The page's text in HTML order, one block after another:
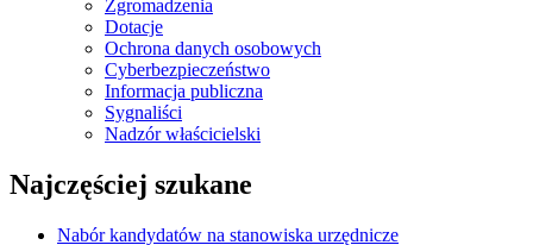
Zgromadzenia
Dotacje
Ochrona danych osobowych
Cyberbezpieczeństwo
Informacja publiczna
Sygnaliści
Nadzór właścicielski
Najczęściej szukane
Nabór kandydatów na stanowiska urzędnicze